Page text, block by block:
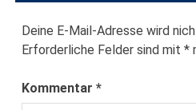
Deine E-Mail-Adresse wird
Erforderliche Felder sind mit*
Kommentar*